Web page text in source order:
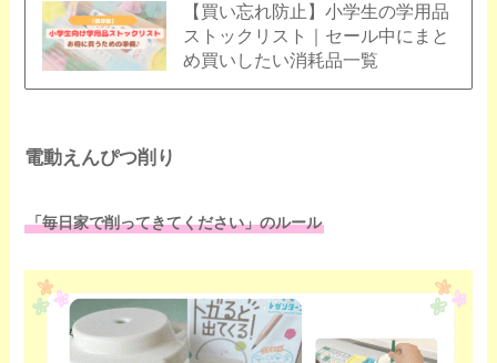
【買い忘れ防止】小学生の学用品
ストックリスト｜セール中にまと
め買いしたい消耗品一覧
電動えんぴつ削り
「毎日家で削ってきてください」のルール